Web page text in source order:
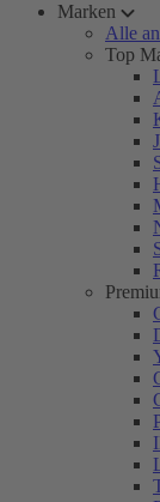
Marken
Alle
Top